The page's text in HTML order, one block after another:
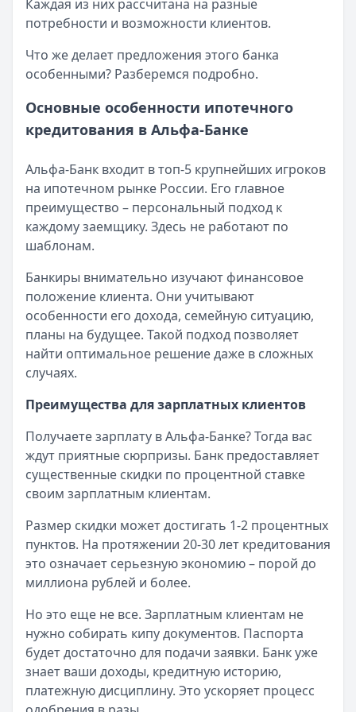
Срок: до84мес.
ПСК:41.5%
Банк ЗЕНИТ— Наличными
Сумма:100 000–5 000 000₽
Срок: до60мес.
Рейтинг:4.6
Сумма:200 000–30 000 000₽
Срок: до180мес.
ПСК:34.9%
Рейтинг:4.5(13 отзывов)
Все кредиты
Кредитные карты — лучшие предложения
Банк ПСБ— Кредитная карта 180 дней без %
Лимит: до1 000 000 ₽
Льготный период:180 дней
Обслуживание:Бесплатно
Рейтинг:4.7
Лимит: до2 000 000 ₽
Обслуживание:Бесплатно
Рейтинг: 4.6
МТС Банк— Premium
Лимит: до 2 000 000 ₽
Льготный период: 111 дней
Обслуживание: Бесплатно
Рейтинг:4.6(15 отзывов)
Альфа-Банк— Кредитная карта Альфа-Банка
Льготный период: 60 дней
Обслуживание:Бесплатно
Рейтинг:4.8(11 отзывов)
Т-Банк— Платинум
Лимит: до1 000 000 ₽
Рейтинг:4.7
Банк ЗЕНИТ— Наличными
Срок:до 5 лет
ПСК:24,2 – 42,2 %
Рейтинг:4.6
— Под залог недвижимости
Сумма:200 000 ₽ – 30 000 000 ₽
ПСК:21,9 – 34,9 %
Рейтинг:4.5(13 отзывов)
Каждая из них рассчитана на разные
потребности и возможности клиентов.
Что же делает предложения этого банка
особенными? Разберемся подробно.
Основные особенности ипотечного
кредитования в Альфа-Банке
Альфа-Банк входит в топ-5 крупнейших игроков
на ипотечном рынке России. Его главное
преимущество – персональный подход к
каждому заемщику. Здесь не работают по
шаблонам.
Банкиры внимательно изучают финансовое
положение клиента. Они учитывают
особенности его дохода, семейную ситуацию,
планы на будущее. Такой подход позволяет
найти оптимальное решение даже в сложных
случаях.
Преимущества для зарплатных клиентов
Получаете зарплату в Альфа-Банке? Тогда вас
ждут приятные сюрпризы. Банк предоставляет
существенные скидки по процентной ставке
своим зарплатным клиентам.
Размер скидки может достигать 1-2 процентных
пунктов. На протяжении 20-30 лет кредитования
это означает серьезную экономию – порой до
миллиона рублей и более.
Но это еще не все. Зарплатным клиентам не
нужно собирать кипу документов. Паспорта
будет достаточно для подачи заявки. Банк уже
знает ваши доходы, кредитную историю,
платежную дисциплину. Это ускоряет процесс